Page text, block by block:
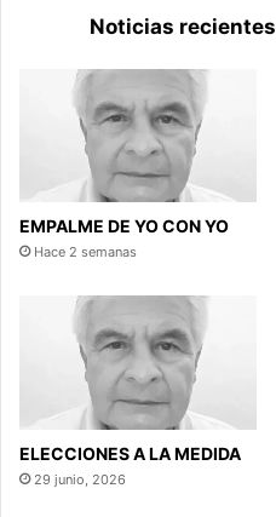
Noticias recientes
EMPALME DE YO CON YO
Hace 2 semanas
ELECCIONES A LA MEDIDA
29 junio, 2026